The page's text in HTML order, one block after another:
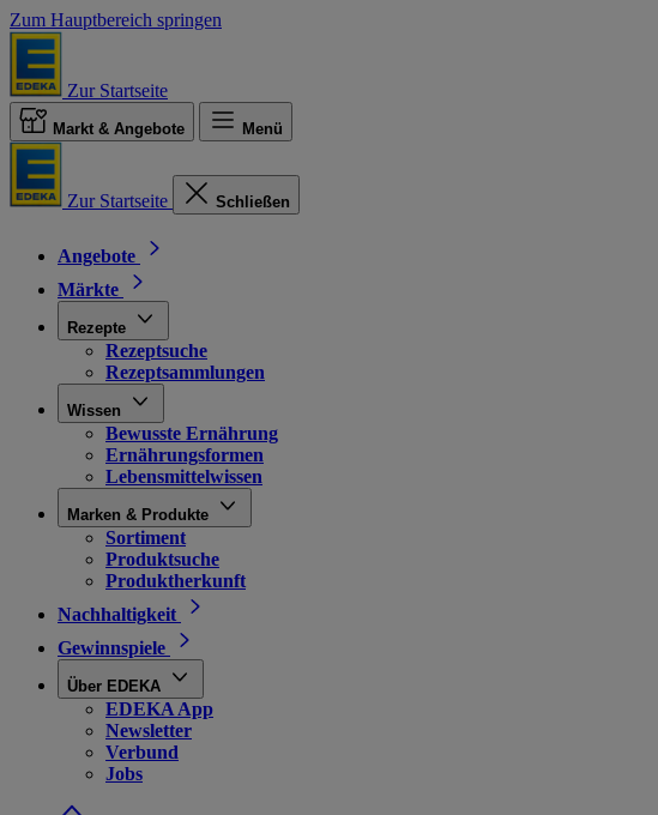
Zum Hauptbereich springen
Zur Startseite
Markt & Angebote Menü
Zur Startseite Schließen
Angebote
Märkte
Rezepte
Rezeptsuche
Rezeptsammlungen
Wissen
Bewusste Ernährung
Ernährungsformen
Lebensmittelwissen
Marken & Produkte
Sortiment
Produktsuche
Produktherkunft
Nachhaltigkeit
Gewinnspiele
Über EDEKA
EDEKA App
Newsletter
Verbund
Jobs